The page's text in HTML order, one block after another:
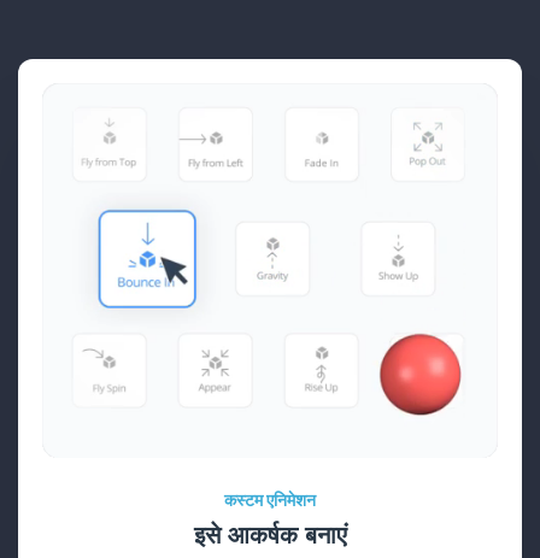
कस्टम एनिमेशन
इसे आकर्षक बनाएं